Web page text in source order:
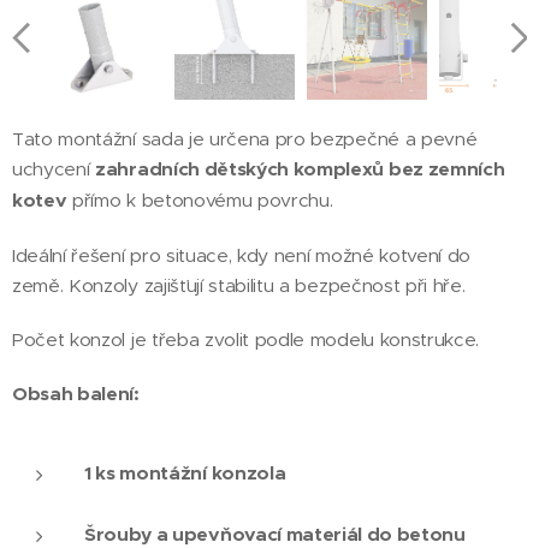
Tato montážní sada je určena pro bezpečné a pevné
uchycení zahradních dětských komplexů bez zemních
kotev přímo k betonovému povrchu.
Ideální řešení pro situace, kdy není možné kotvení do
země. Konzoly zajišťují stabilitu a bezpečnost při hře.
Počet konzol je třeba zvolit podle modelu konstrukce.
Obsah balení:
1 ks montážní konzola
Šrouby a upevňovací materiál do betonu